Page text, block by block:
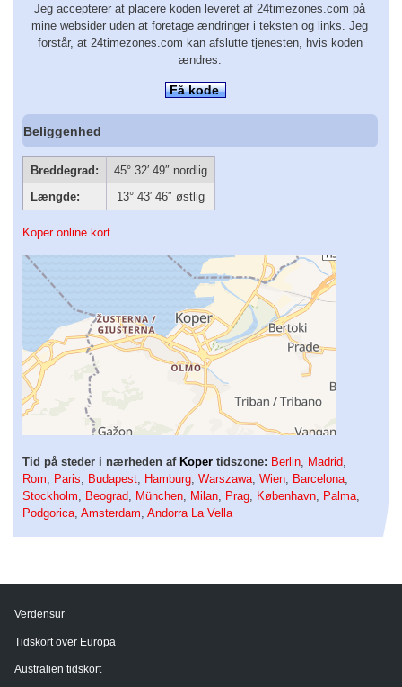
Jeg accepterer at placere koden leveret af 24timezones.com på
mine websider uden at foretage ændringer i teksten og links. Jeg
forstår, at 24timezones.com kan afslutte tjenesten, hvis koden
ændres.
Få kode
Beliggenhed
Breddegrad:
45° 32′ 49″ nordlig
Længde:
13° 43′ 46″ østlig
Koper online kort
Tid på steder i nærheden af Koper tidszone: Berlin Madrid
Rom
Paris Budapest Hamburg Warszawa Wien Barcelona
Stockholm
Beograd München Milan Prag København Palma
Podgorica Amsterdam Andorra La Vella
Verdensur
Tidskort over Europa
Australien tidskort